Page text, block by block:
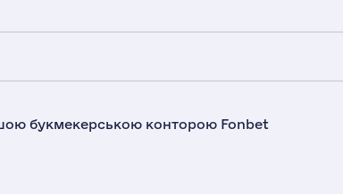
букмекерською конторою Fonbet